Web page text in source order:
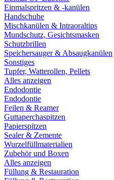
Einmalspritzen & -kanülen
Handschuhe
Mischkanülen & Intraoraltips
Mundschutz, Gesichtsmasken
Schutzbrillen
Speichersauger & Absaugkanülen
Sonstiges
Tupfer, Watterollen, Pellets
Alles anzeigen
Endodontie
Endodontie
Feilen & Reamer
Guttaperchaspitzen
Papierspitzen
Sealer & Zemente
Wurzelfüllmaterialien
Zubehör und Boxen
Alles anzeigen
Füllung & Restauration